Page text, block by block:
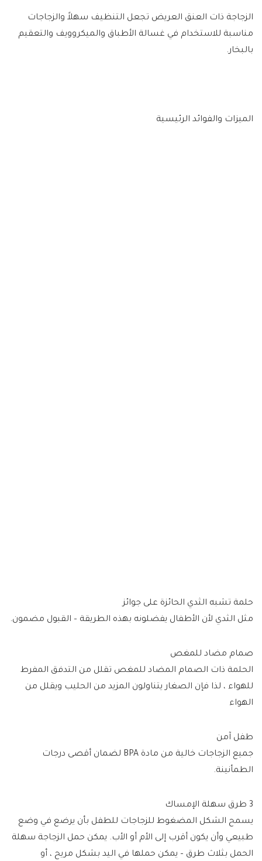
الزجاجة ذات العنق العريض تجعل التنظيف سهلاً والزجاجات
مناسبة للاستخدام في غسالة الأطباق والميكروويف والتعقيم
بالبخار.
الميزات والفوائد الرئيسية
حلمة تشبه الثدي الحائزة على جوائز
مثل الثدي لأن الأطفال يفضلونه بهذه الطريقة – القبول مضمون.
صمام مضاد للمغص
الحلمة ذات الصمام المضاد للمغص تقلل من التدفق المفرط
للهواء ، لذا فإن الصغار يتناولون المزيد من الحليب ويقلل من
الهواء
طفل آمن
جميع الزجاجات خالية من مادة BPA لضمان أقصى درجات
الطمأنينة.
3 طرق سهلة الإمساك
يسمح الشكل المضغوط للزجاجات للطفل بأن يرضع في وضع
طبيعي وأن يكون أقرب إلى الأم أو الأب. يمكن حمل الزجاجة سهلة
الحمل بثلاث طرق – يمكن حملها في اليد بشكل مريح ، أو